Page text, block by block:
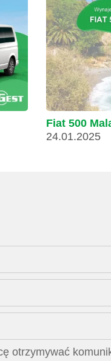
Fiat 500
24.01.2025
otrzymywać